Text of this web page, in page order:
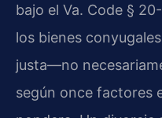
bajo el Va. Code §
los bienes
justa—no
según once factores